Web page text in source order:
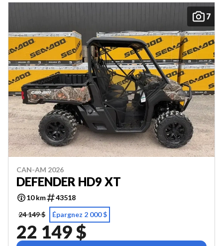
7
CAN-AM 2026
DEFENDER HD9 XT
10 km
43518
24 149 $
Épargnez 2 000 $
22 149 $